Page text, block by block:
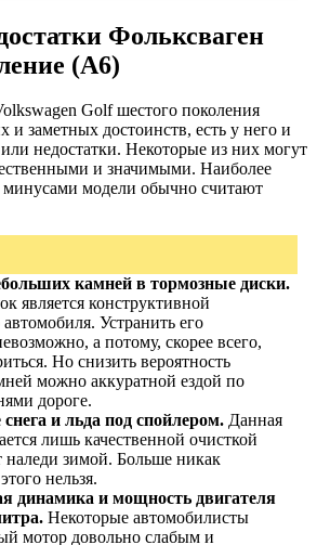
Фольксваген
(А6)
Golf шестого поколения
и заметных достоинств, есть у него и
недостатки. Некоторые из них могут
и значимыми. Наиболее
модели обычно считают
камней в тормозные диски.
является конструктивной
Устранить его
а потому, скорее всего,
Но снизить вероятность
можно аккуратной ездой по
дороге.
и льда под спойлером. Данная
лишь качественной очисткой
наледи зимой. Больше никак
нельзя.
динамика и мощность двигателя
Некоторые автомобилисты
мотор довольно слабым и